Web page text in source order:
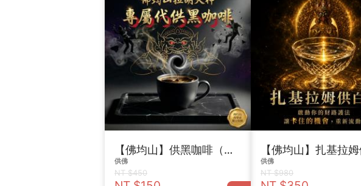
【佛均山】供黑咖啡（一杯）
供佛
NT $450
供佛
NT $980